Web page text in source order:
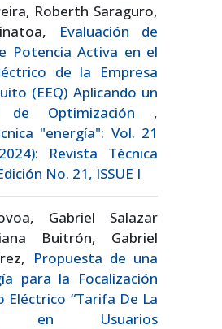
Roberth Saraguro,
Evaluación de
Potencia Activa en el
de la Empresa
(EEQ) Aplicando un
de Optimización ,
"energía": Vol. 21
Revista Técnica
No. 21, ISSUE I
Gabriel Salazar
Buitrón, Gabriel
Propuesta de una
para la Focalización
Eléctrico “Tarifa De La
en Usuarios